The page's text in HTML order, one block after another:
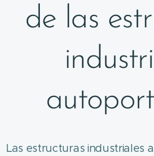
de las
Las estructuras industriales